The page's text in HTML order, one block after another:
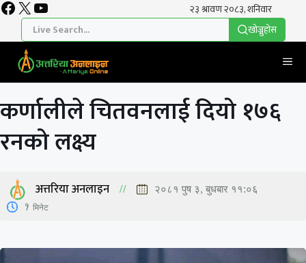
Skip
content
Facebook
X YouTube
खाेज्नुहाेस
कर्णालीले चितवनलाई दियो १७६
रनको लक्ष्य
अत्तरिया अनलाइन २०८१ पुष ३, बुधबार ११:०६
1 मिनेट